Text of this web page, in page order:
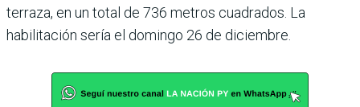
terraza, en un total de 736 metros cuadrados. La
habilitación sería el domingo 26 de diciembre.